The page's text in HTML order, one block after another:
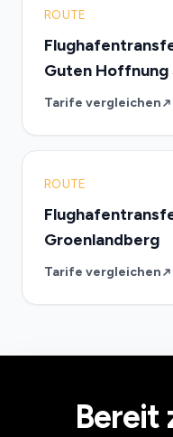
ROUTE
Guten Hoffnung
Tarife vergleichen
ROUTE
Groenlandberg
Tarife vergleichen
Bereit